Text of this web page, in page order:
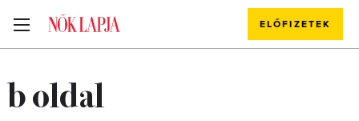
ELŐFIZETEK
b oldal